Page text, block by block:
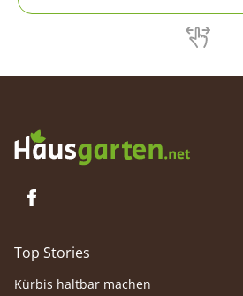
bekämpfen, idealerweise mit
Top Stories
Kürbis haltbar machen